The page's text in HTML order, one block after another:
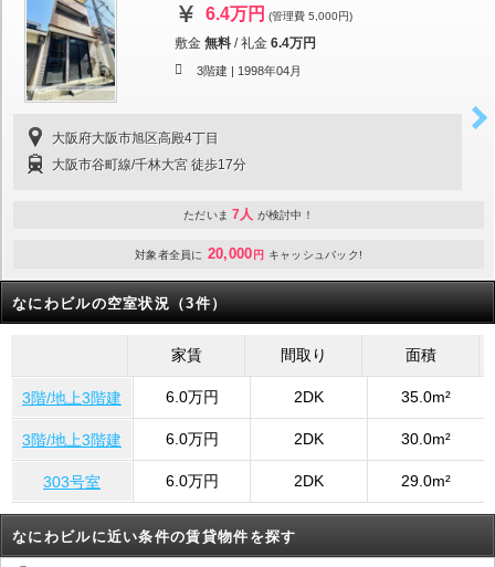
6.4万円 (管理費 5,000円)
敷金 無料 /礼金 6.4万円
3階建 | 1998年04月
大阪府大阪市旭区高殿4丁目
大阪市谷町線/千林大宮 徒歩17分
ただいま 7人 が検討中！
対象者全員に 20,000 円 キャッシュバック!
なにわビルの空室状況（3件）
家賃 間取り 面積
3階/地上3階建 6.0万円 2DK 35.0m²
3階/地上3階建 6.0万円 2DK 30.0m²
303号室 6.0万円 2DK 29.0m²
なにわビルに近い条件の賃貸物件を探す